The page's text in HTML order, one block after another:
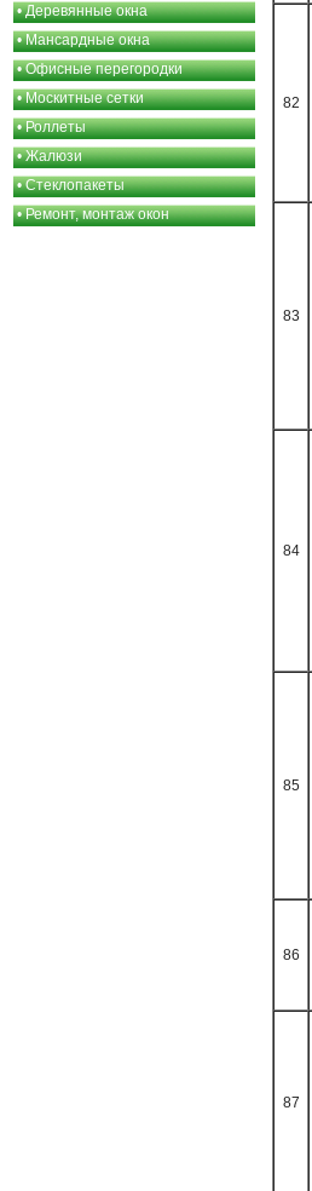
•Деревянные окна
•Мансардные окна
•Офисные перегородки
•Москитные сетки
•Роллеты
•Жалюзи
•Стеклопакеты
•Ремонт, монтаж окон
82
83
84
85
86
87